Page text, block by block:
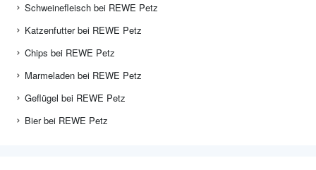
Schweinefleisch bei REWE Petz
Katzenfutter bei REWE Petz
Chips bei REWE Petz
Marmeladen bei REWE Petz
Geflügel bei REWE Petz
Bier bei REWE Petz